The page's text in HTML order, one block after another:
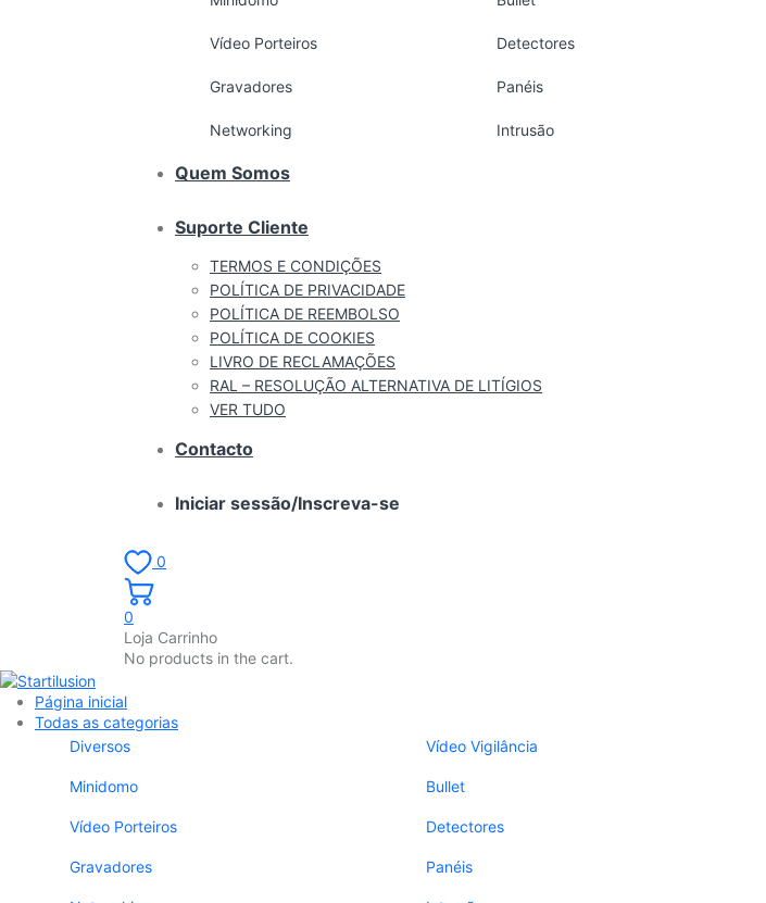
Vídeo Porteiros Detectores
Gravadores Panéis
Networking Intrusão
Quem Somos
Suporte Cliente
TERMOS E CONDIÇÕES
POLÍTICA DE PRIVACIDADE
POLÍTICA DE REEMBOLSO
POLÍTICA DE COOKIES
LIVRO DE RECLAMAÇÕES
RAL – RESOLUÇÃO ALTERNATIVA DE LITÍGIOS
VER TUDO
Contacto
Iniciar sessão/Inscreva-se
0
0
Loja Carrinho
No products in the cart.
Página inicial
Todas as categorias
Diversos
Vídeo Vigilância
Minidomo Bullet
Vídeo Porteiros Detectores
Gravadores Panéis